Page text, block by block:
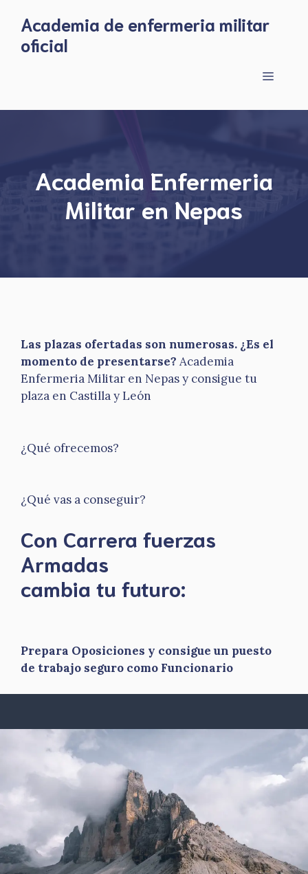
content
Academia de enfermeria militar
oficial
Menu
Academia Enfermeria
Militar en Nepas
Las plazas ofertadas son numerosas. ¿Es el
momento de presentarse? Academia
Enfermeria Militar en Nepas y consigue tu
plaza en Castilla y León
¿Qué ofrecemos?
¿Qué vas a conseguir?
Con Carrera fuerzas
Armadas
​cambia tu futuro:
Prepara Oposiciones y consigue un puesto
de trabajo seguro como Funcionario